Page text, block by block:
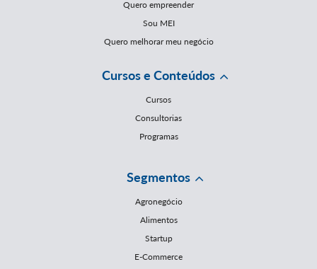
Quero empreender
Sou MEI
Quero melhorar meu negócio
Cursos e Conteúdos
Cursos
Consultorias
Programas
Segmentos
Agronegócio
Alimentos
Startup
E-Commerce